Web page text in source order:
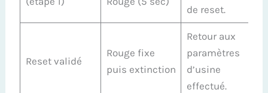
de reset.
Reset validé
Rouge fixe
puis extinction
Retour aux
paramètres
d’usine
effectué.